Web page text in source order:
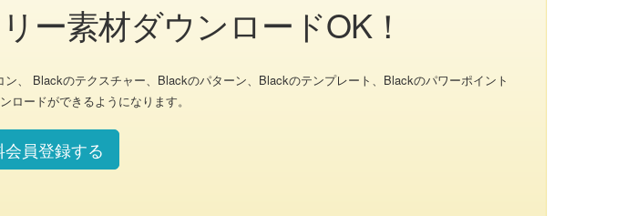
ー素材ダウンロードOK！
、 Blackのテクスチャー、Blackのパターン、Blackのテンプレート、Blackのパワーポイント
ードができるようになります。
員登録する